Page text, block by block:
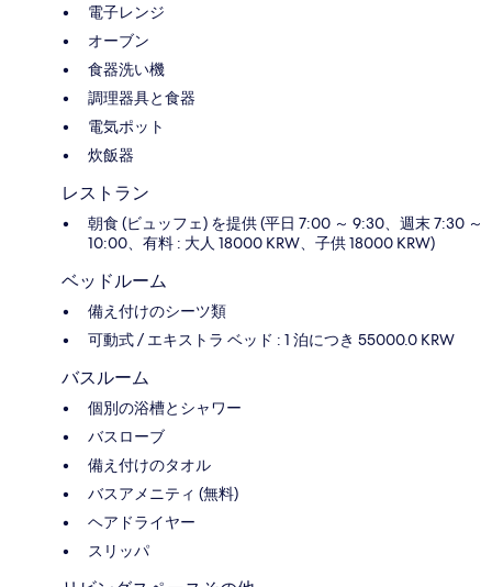
電子レンジ
オーブン
食器洗い機
調理器具と食器
電気ポット
炊飯器
レストラン
朝食 (ビュッフェ) を提供 (平日 7:00 ～ 9:30、週末 7:30 ～
10:00、有料 : 大人 18000 KRW、子供 18000 KRW)
ベッドルーム
備え付けのシーツ類
可動式 / エキストラ ベッド : 1 泊につき 55000.0 KRW
バスルーム
個別の浴槽とシャワー
バスローブ
備え付けのタオル
バスアメニティ (無料)
ヘアドライヤー
スリッパ